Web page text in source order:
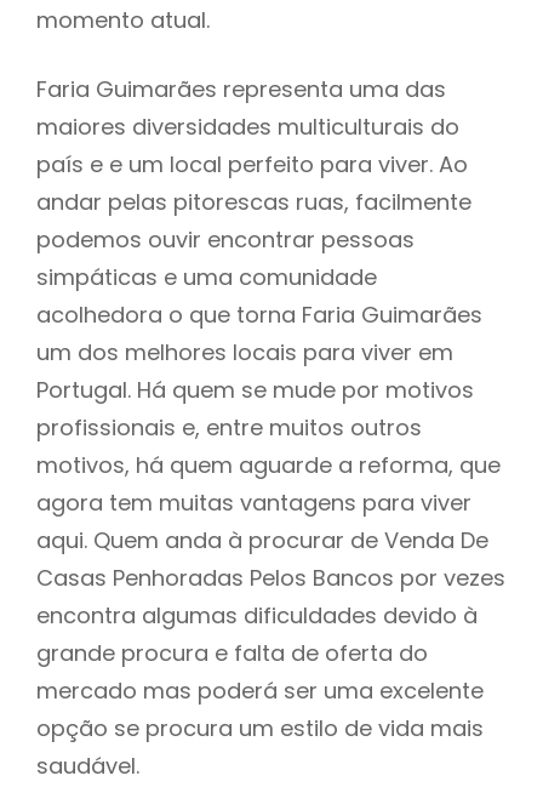
momento atual.
Faria Guimarães representa uma das
maiores diversidades multiculturais do
país e e um local perfeito para viver. Ao
andar pelas pitorescas ruas, facilmente
podemos ouvir encontrar pessoas
simpáticas e uma comunidade
acolhedora o que torna Faria Guimarães
um dos melhores locais para viver em
Portugal. Há quem se mude por motivos
profissionais e, entre muitos outros
motivos, há quem aguarde a reforma, que
agora tem muitas vantagens para viver
aqui. Quem anda à procurar de Venda De
Casas Penhoradas Pelos Bancos por vezes
encontra algumas dificuldades devido à
grande procura e falta de oferta do
mercado mas poderá ser uma excelente
opção se procura um estilo de vida mais
saudável.